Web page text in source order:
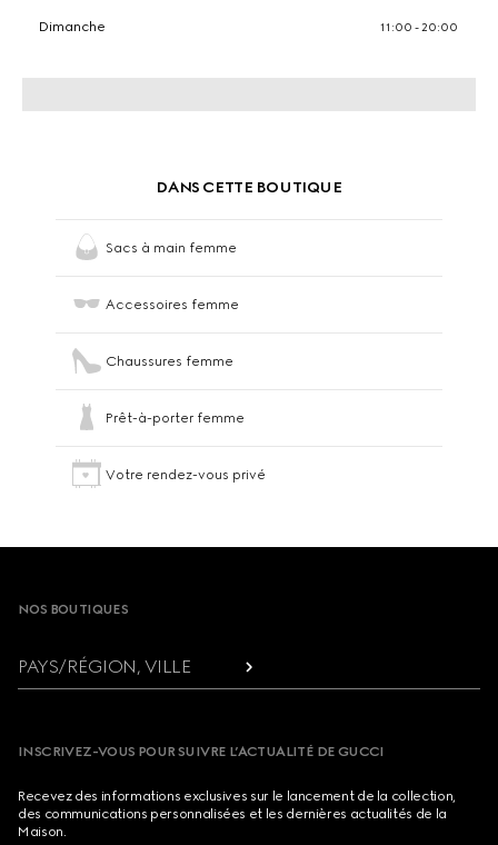
Dimanche 11:00 - 20:00
DANS CETTE BOUTIQUE
Sacs à main femme
Accessoires femme
Chaussures femme
Prêt-à-porter femme
Votre rendez-vous privé
Footer
NOS BOUTIQUES
PAYS/RÉGION, VILLE
INSCRIVEZ-VOUS POUR SUIVRE L’ACTUALITÉ DE GUCCI
Recevez des informations exclusives sur le lancement de la collection,
des communications personnalisées et les dernières actualités de la
Maison.